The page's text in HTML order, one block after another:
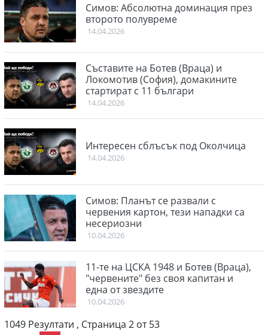
Симов: Абсолютна доминация през
второто полувреме
14.04.2026
Съставите на Ботев (Враца) и
Локомотив (София), домакините
стартират с 11 българи
14.04.2026
Интересен сблъсък под Околчица
14.04.2026
Симов: Планът се развали с
червения картон, тези нападки са
несериозни
10.04.2026
11-те на ЦСКА 1948 и Ботев (Враца),
"червените" без своя капитан и
една от звездите
10.04.2026
1049 Резултати , Страница 2 от 53